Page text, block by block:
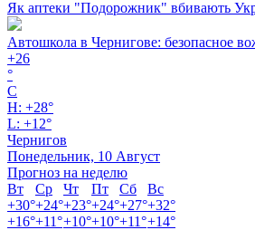
Як аптеки "Подорожник" вбивають
Автошкола в Чернигове: безопасное
+26
°
C
H: +28°
L: +12°
Чернигов
Понедельник, 10 Август
Прогноз на неделю
Вт
Ср Чт Пт Сб
Вс
+30°+24°+23°+24°+27°+32°
+16°+11°+10°+10°+11°+14°